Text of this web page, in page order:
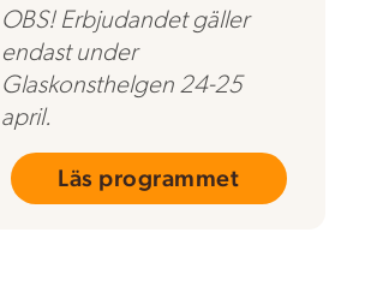
OBS! Erbjudandet gäller
endast under
Glaskonsthelgen 24-25
april.
Läs programmet